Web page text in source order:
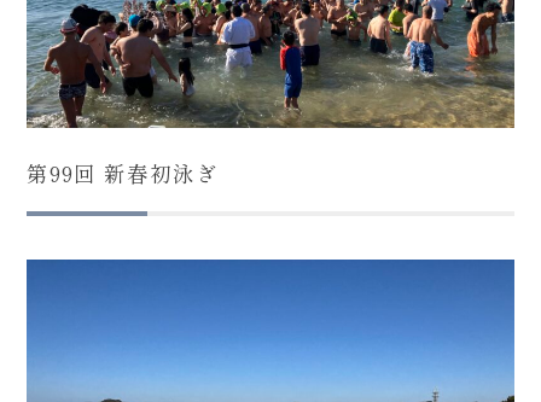
第99回 新春初泳ぎ